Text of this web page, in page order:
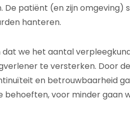
De patiënt (en zijn
hanteren.
dat we het aantal
te versterken. Door
en betrouwbaarheid
behoeften, voor minder gaan